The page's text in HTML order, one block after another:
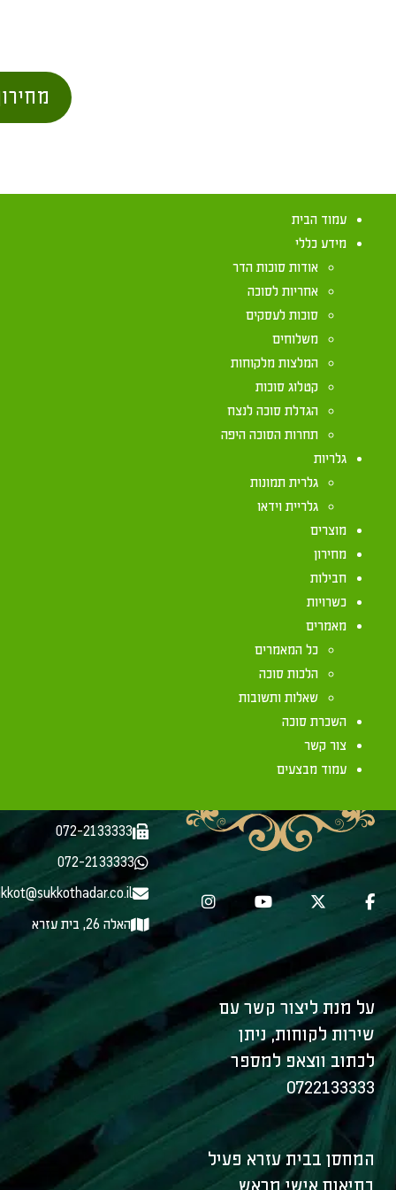
עמוד הבית
מידע כללי
אודות סוכות הדר
אחריות לסוכה
סוכות לעסקים
משלוחים
המלצות מלקוחות
קטלוג סוכות
הגדלת סוכה לנצח
תחרות הסוכה היפה
גלריות
גלרית תמונות
גלריית וידאו
מוצרים
מחירון
חבילות
כשרויות
מאמרים
כל המאמרים
הלכות סוכה
שאלות ותשובות
השכרת סוכה
צור קשר
עמוד מבצעים
מה דין סוכה
בגמרא (סוכה כז, א) נחלקו חכמים. לדעת רבי
שאולה.
על מנת ליצור קשר עם
שירות לקוחות, ניתן
לכתוב ווצאפ למספר
0722133333
המחסן בבית עזרא פעיל
072-2133333
072-2133333
האלה 26, בית עזרא